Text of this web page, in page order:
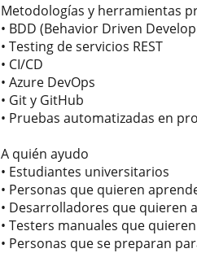
Metodologías y herramientas
• BDD (Behavior Driven
• Testing de servicios REST
• CI/CD
• Azure DevOps
• Git y GitHub
• Pruebas automatizadas en
A quién ayudo
• Estudiantes universitarios
• Personas que quieren
• Desarrolladores que quieren
• Testers manuales que
• Personas que se preparan